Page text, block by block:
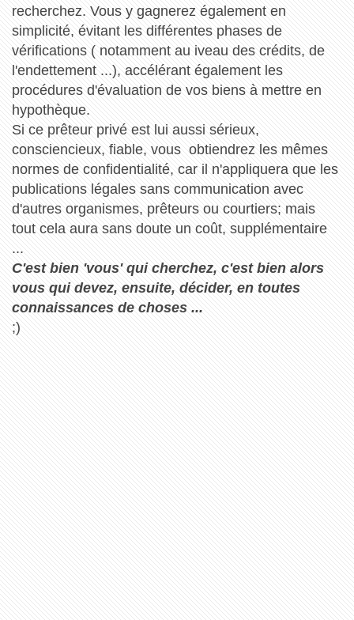
recherchez. Vous y gagnerez également en
simplicité, évitant les différentes phases de
vérifications ( notamment au iveau des crédits, de
l'endettement ...), accélérant également les
procédures d'évaluation de vos biens à mettre en
hypothèque.
Si ce prêteur privé est lui aussi sérieux,
consciencieux, fiable, vous obtiendrez les mêmes
normes de confidentialité, car il n'appliquera que les
publications légales sans communication avec
d'autres organismes, prêteurs ou courtiers; mais
tout cela aura sans doute un coût, supplémentaire
...
C'est bien 'vous' qui cherchez, c'est bien alors
vous qui devez, ensuite, décider, en toutes
connaissances de choses ...
;)